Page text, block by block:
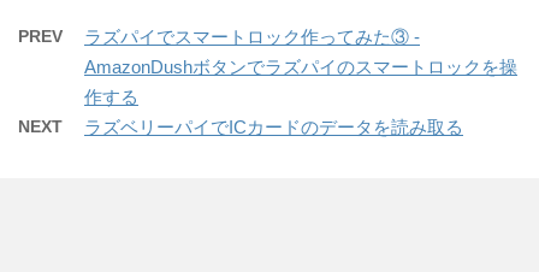
PREV
ラズパイでスマートロック作ってみた③ -
AmazonDushボタンでラズパイのスマートロックを操
作する
NEXT ラズベリーパイでICカードのデータを読み取る